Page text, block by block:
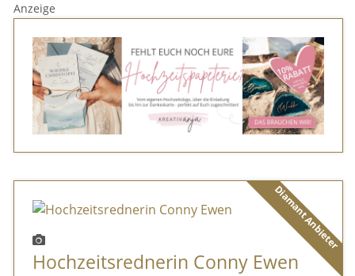
Anzeige
Diamant Anbieter
Hochzeitsrednerin Conny Ewen